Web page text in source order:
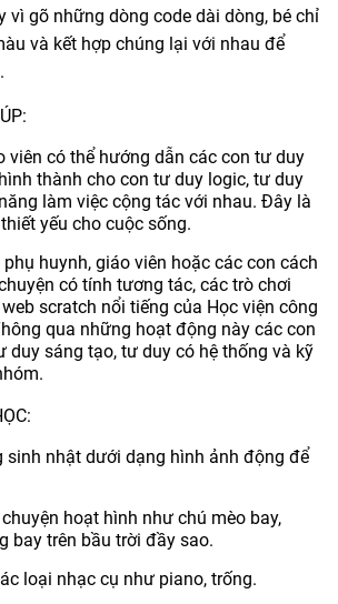
vì gõ những dòng code dài dòng, bé chỉ
và kết hợp chúng lại với nhau để
viên có thể hướng dẫn các con tư duy
thành cho con tư duy logic, tư duy
làm việc cộng tác với nhau. Đây là
yếu cho cuộc sống.
huynh, giáo viên hoặc các con cách
có tính tương tác, các trò chơi
scratch nổi tiếng của Học viện công
qua những hoạt động này các con
duy sáng tạo, tư duy có hệ thống và kỹ
sinh nhật dưới dạng hình ảnh động để
hoạt hình như chú mèo bay,
bay trên bầu trời đầy sao.
loại nhạc cụ như piano, trống.